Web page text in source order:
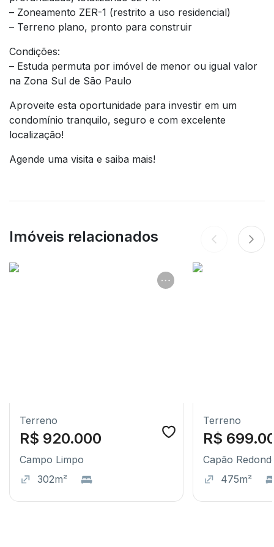
– Zoneamento ZER-1 (restrito a uso residencial)
– Terreno plano, pronto para construir
Condições:
– Estuda permuta por imóvel de menor ou igual valor
na Zona Sul de São Paulo
Aproveite esta oportunidade para investir em um
condomínio tranquilo, seguro e com excelente
localização!
Agende uma visita e saiba mais!
Imóveis relacionados
Terreno
R$ 920.000
Campo Limpo
302m²
Terreno
R$
Capão
475m²